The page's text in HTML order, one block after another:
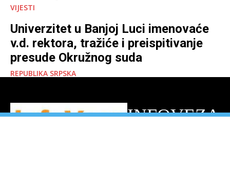
VIJESTI
Univerzitet u Banjoj Luci imenovaće
v.d. rektora, tražiće i preispitivanje
presude Okružnog suda
REPUBLIKA SRPSKA
INFOVEZA